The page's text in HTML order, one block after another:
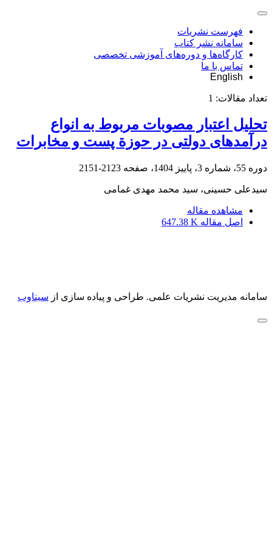
فهرست نشریات
سامانه نشر کتاب
کارگاه‌ها و دوره‌های آموزشی تخصصی
تماس با ما
English
تعداد مقالات: 1
تحلیل اعتبار مصوبات مربوط به انواع
درآمدهای دولتی در حوزة پست و مخابرات
دوره 55، شماره 3، پاییز 1404، صفحه 2123-2151
سیدعلی حسینی، سید محمد مهدی غمامی
مشاهده مقاله
اصل مقاله 647.38 K
سامانه مدیریت نشریات علمی. طراحی و پیاده سازی از سیناوب